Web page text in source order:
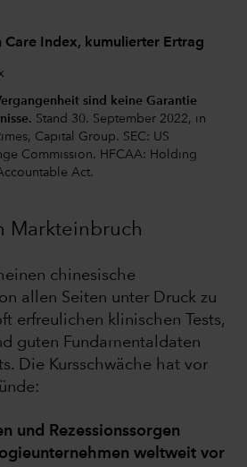
Care Index, kumulierter Ertrag
sind keine Garantie
Stand 30. September 2022, in
Capital Group. SEC: US
Commission. HFCAA: Holding
Act.
Markteinbruch
chinesische
allen Seiten unter Druck zu
erfreulichen klinischen Tests,
guten Fundamentaldaten
Die Kursschwäche hat vor
und Rezessionssorgen
weltweit vor